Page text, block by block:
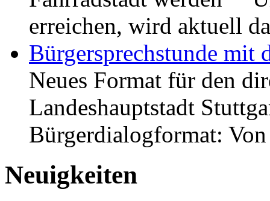
erreichen, wird aktuell
Bürgersprechstunde mit
Neues Format für den
Landeshauptstadt
Bürgerdialogformat:
Neuigkeiten